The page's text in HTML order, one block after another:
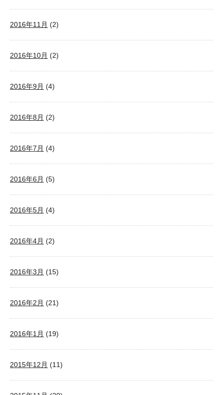
2016年11月 (2)
2016年10月 (2)
2016年9月 (4)
2016年8月 (2)
2016年7月 (4)
2016年6月 (5)
2016年5月 (4)
2016年4月 (2)
2016年3月 (15)
2016年2月 (21)
2016年1月 (19)
2015年12月 (11)